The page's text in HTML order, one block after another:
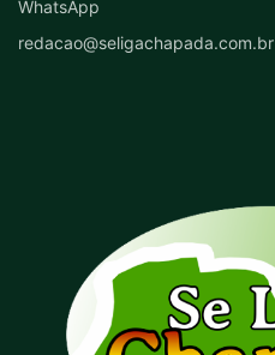
WhatsApp
redacao@seligachapada.com.br